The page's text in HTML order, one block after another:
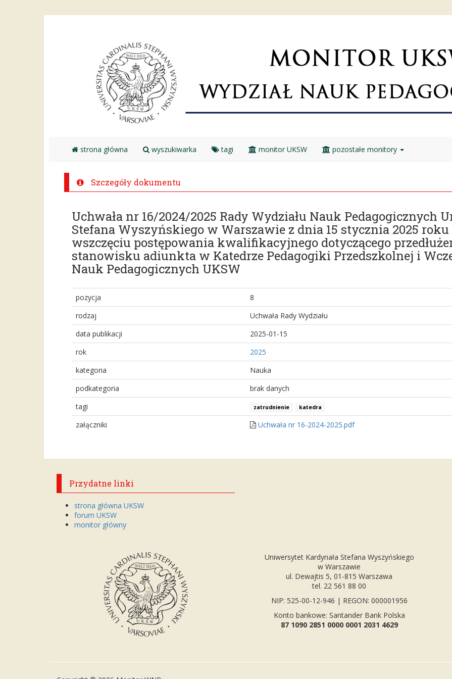
strona główna wyszukiwarka tagi monitor UKSW pozostałe monitory
Szczegóły dokumentu
Uchwała nr 16/2024/2025 Rady Wydziału Nauk Pedagogicznych
Stefana Wyszyńskiego w Warszawie z dnia 15 stycznia 2025
wszczęciu postępowania kwalifikacyjnego dotyczącego
stanowisku adiunkta w Katedrze Pedagogiki Przedszkolnej i
Nauk Pedagogicznych UKSW
pozycja
8
rodzaj
Uchwała Rady Wydziału
data publikacji
2025-01-15
rok
2025
kategoria
Nauka
podkategoria
brak danych
tagi
zatrudnienie katedra
załączniki Uchwała nr 16-2024-2025.pdf
Przydatne linki
strona główna UKSW
forum UKSW
monitor główny
Uniwersytet Kardynała Stefana Wyszyńskiego
w Warszawie
ul. Dewajtis 5, 01-815 Warszawa
tel. 22 561 88 00
NIP: 525-00-12-946 | REGON: 000001956
Konto bankowe: Santander Bank Polska
87 1090 2851 0000 0001 2031 4629